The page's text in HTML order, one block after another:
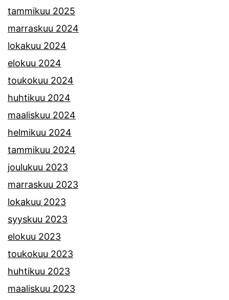
tammikuu 2025
marraskuu 2024
lokakuu 2024
elokuu 2024
toukokuu 2024
huhtikuu 2024
maaliskuu 2024
helmikuu 2024
tammikuu 2024
joulukuu 2023
marraskuu 2023
lokakuu 2023
syyskuu 2023
elokuu 2023
toukokuu 2023
huhtikuu 2023
maaliskuu 2023